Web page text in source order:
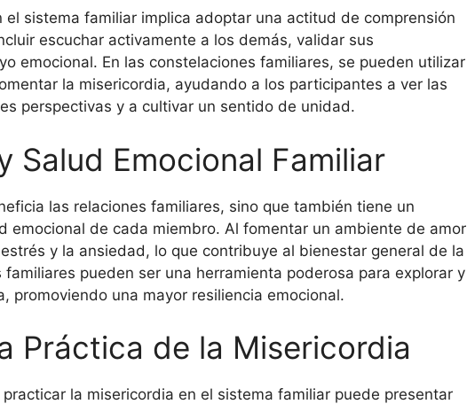
el sistema familiar implica adoptar una actitud de comprensión
escuchar activamente a los demás, validar sus
emocional. En las constelaciones familiares, se pueden utilizar
la misericordia, ayudando a los participantes a ver las
perspectivas y a cultivar un sentido de unidad.
Salud Emocional Familiar
las relaciones familiares, sino que también tiene un
emocional de cada miembro. Al fomentar un ambiente de amor
y la ansiedad, lo que contribuye al bienestar general de la
pueden ser una herramienta poderosa para explorar y
promoviendo una mayor resiliencia emocional.
Práctica de la Misericordia
la misericordia en el sistema familiar puede presentar